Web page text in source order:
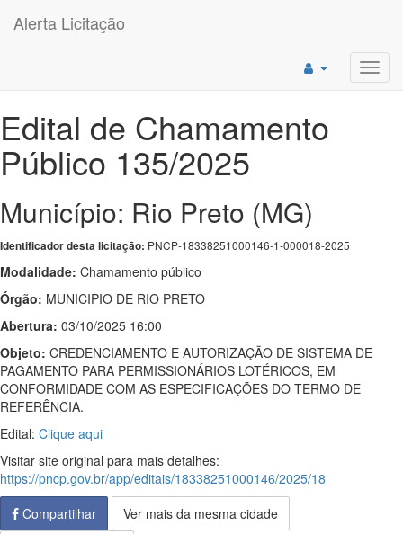
Alerta Licitação
Edital de Chamamento
Público 135/2025
Município: Rio Preto (MG)
Identificador desta licitação: PNCP-18338251000146-1-000018-2025
Modalidade: Chamamento público
Órgão: MUNICIPIO DE RIO PRETO
Abertura: 03/10/2025 16:00
Objeto: CREDENCIAMENTO E AUTORIZAÇÃO DE SISTEMA DE
PAGAMENTO PARA PERMISSIONÁRIOS LOTÉRICOS, EM
CONFORMIDADE COM AS ESPECIFICAÇÕES DO TERMO DE
REFERÊNCIA.
Edital: Clique aqui
Visitar site original para mais detalhes:
https://pncp.gov.br/app/editais/18338251000146/2025/18
Compartilhar
Ver mais da mesma cidade